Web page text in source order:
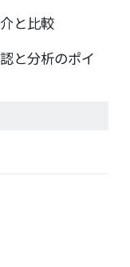
と比較
と分析のポイ